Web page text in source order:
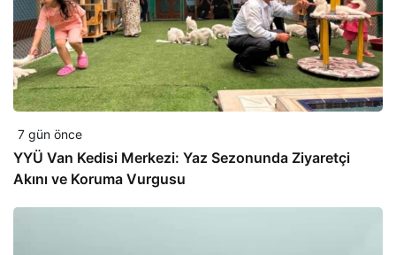
7 gün önce
YYÜ Van Kedisi Merkezi: Yaz Sezonunda Ziyaretçi
Akını ve Koruma Vurgusu